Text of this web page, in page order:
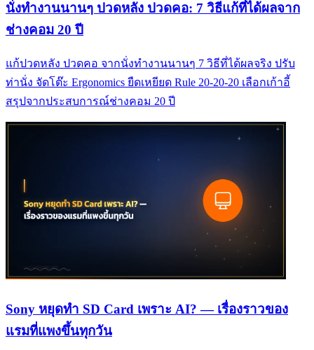
นั่งทำงานนานๆ ปวดหลัง ปวดคอ: 7 วิธีแก้ที่ได้ผลจาก
ช่างคอม 20 ปี
แก้ปวดหลัง ปวดคอ จากนั่งทำงานนานๆ 7 วิธีที่ได้ผลจริง ปรับ
ท่านั่ง จัดโต๊ะ Ergonomics ยืดเหยียด Rule 20-20-20 เลือกเก้าอี้
สรุปจากประสบการณ์ช่างคอม 20 ปี
Sony หยุดทำ SD Card เพราะ AI? — เรื่องราวของ
แรมที่แพงขึ้นทุกวัน